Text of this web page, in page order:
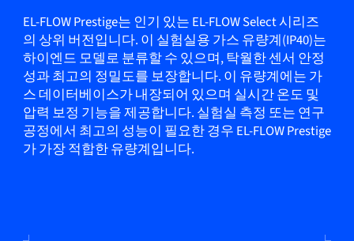
EL-FLOW Prestige는 인기 있는 EL-FLOW Select 시리즈
의 상위 버전입니다. 이 실험실용 가스 유량계(IP40)는
하이엔드 모델로 분류할 수 있으며, 탁월한 센서 안정
성과 최고의 정밀도를 보장합니다. 이 유량계에는 가
스 데이터베이스가 내장되어 있으며 실시간 온도 및
압력 보정 기능을 제공합니다. 실험실 측정 또는 연구
공정에서 최고의 성능이 필요한 경우 EL-FLOW Prestige
가 가장 적합한 유량계입니다.